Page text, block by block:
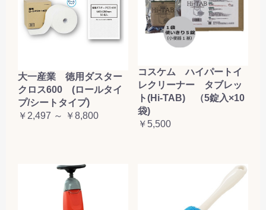
大一産業 徳用ダスター
クロス600 (ロールタイ
プ/シートタイプ)
￥2,497 ～ ￥8,800
コスケム ハイパートイ
レクリーナー タブレッ
ト(Hi-TAB) （5錠入×10
袋)
￥5,500